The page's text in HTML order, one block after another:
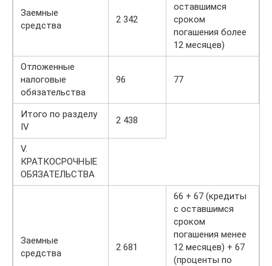
Заемные
средства
2 342
оставшимся
сроком
погашения более
12 месяцев)
Отложенные
налоговые
обязательства
96 77
Итого по разделу
IV
2 438
V.
КРАТКОСРОЧНЫЕ
ОБЯЗАТЕЛЬСТВА
Заемные
средства
2 681
66 + 67 (кредиты
с оставшимся
сроком
погашения менее
12 месяцев) + 67
(проценты по